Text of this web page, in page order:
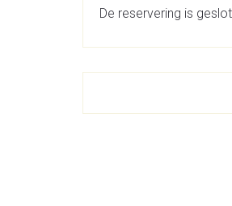
De reservering is